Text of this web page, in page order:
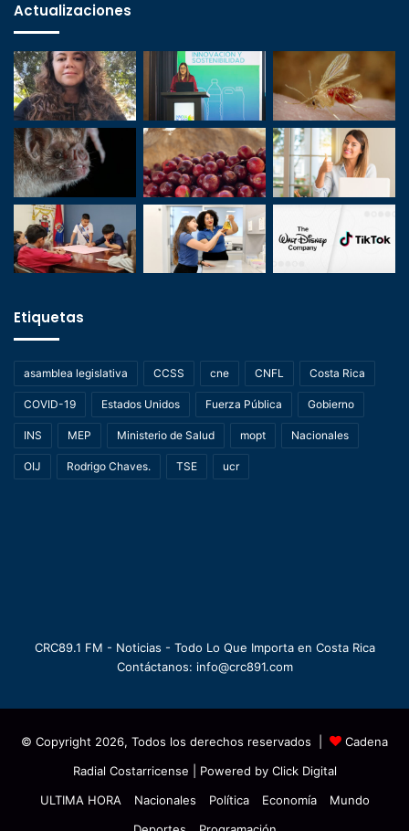
Actualizaciones
Etiquetas
asamblea legislativa CCSS cne CNFL Costa Rica
COVID-19 Estados Unidos Fuerza Pública Gobierno
INS MEP Ministerio de Salud mopt Nacionales
OIJ Rodrigo Chaves. TSE ucr
CRC89.1 FM - Noticias - Todo Lo Que Importa en Costa Rica
Contáctanos: info@crc891.com
© Copyright 2026, Todos los derechos reservados |
Cadena
Radial Costarricense | Powered by Click Digital
ULTIMA HORA
Nacionales Política Economía
Mundo